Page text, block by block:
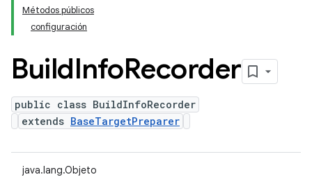
Métodos públicos
configuración
BuildInfoRecorder
public class BuildInfoRecorder
extends BaseTargetPreparer
java.lang.Objeto